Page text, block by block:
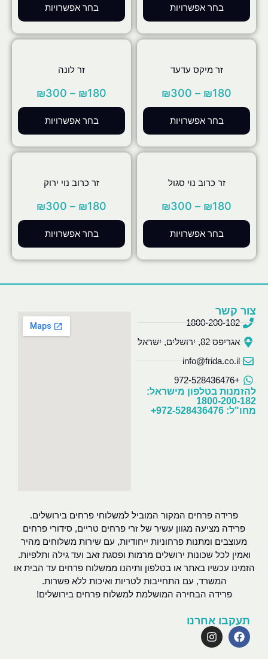
בחר אפשרויות בחר אפשרויות
זר מיקס עדעד
₪180
–
₪300
בחר אפשרויות
זר לונה
₪180
–
₪300
בחר אפשרויות
זר כרוב נוי סגול
₪180
–
₪300
בחר אפשרויות
זר כרוב נוי ירוק
₪180
–
₪300
בחר אפשרויות
צור קשר
1800-200-182
אגריפס 82, ירושלים, ישראל
info@frida.co.il
+972-528436476
להזמנות בטלפון מישראל:
1800-200-182
מחו"ל: 972-528436476+
פרידה פרחים המקור המוביל למשלוחי פרחים בירושלים.
פרידה מציעה מגוון עשיר של זרי פרחים טריים, סידורי פרחים
מעוצבים ומתנות פרחוניות ייחודיות, עם שירות משלוחים מהיר
ואמין לכל שכונות ירושלים מרמות ופסגת זאב ועד גילה ותלפיות.
הזמינו עכשיו באתר או בטלפון ותיהנו ממשלוח פרחים עד הבית או
המשרד, עם התחייבות לטריות ואיכות ללא פשרות.
פרידה הבחירה המושלמת למשלוח פרחים בירושלים!
תעקבו אחרנו